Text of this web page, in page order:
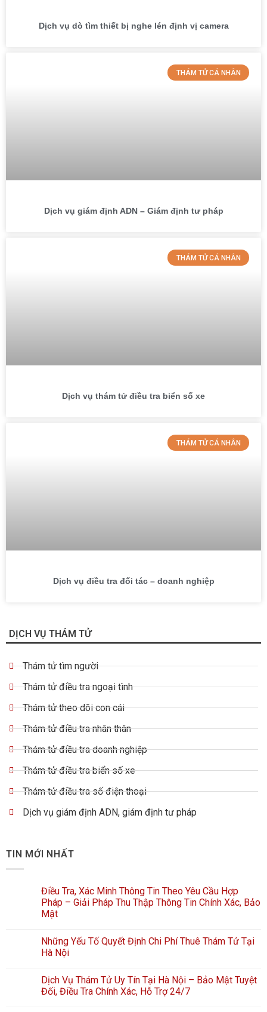
Dịch vụ dò tìm thiết bị nghe lén định vị camera
THÁM TỬ CÁ NHÂN
Dịch vụ giám định ADN – Giám định tư pháp
THÁM TỬ CÁ NHÂN
Dịch vụ thám tử điều tra biển số xe
THÁM TỬ CÁ NHÂN
Dịch vụ điều tra đối tác – doanh nghiệp
DỊCH VỤ THÁM TỬ
Thám tử tìm người
Thám tử điều tra ngoại tình
Thám tử theo dõi con cái
Thám tử điều tra nhân thân
Thám tử điều tra doanh nghiệp
Thám tử điều tra biển số xe
Thám tử điều tra số điện thoại
Dịch vụ giám định ADN, giám định tư pháp
TIN MỚI NHẤT
Điều Tra, Xác Minh Thông Tin Theo Yêu Cầu Hợp
Pháp – Giải Pháp Thu Thập Thông Tin Chính Xác, Bảo
Mật
Những Yếu Tố Quyết Định Chi Phí Thuê Thám Tử Tại
Hà Nội
Dịch Vụ Thám Tử Uy Tín Tại Hà Nội – Bảo Mật Tuyệt
Đối, Điều Tra Chính Xác, Hỗ Trợ 24/7